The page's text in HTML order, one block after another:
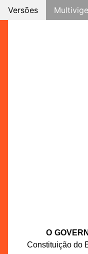
Versões
O
Constituição do